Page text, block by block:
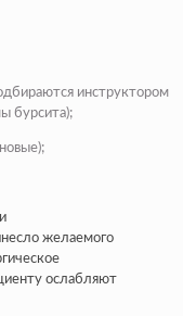
инструктором
бурсита);
желаемого
ослабляют